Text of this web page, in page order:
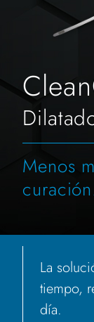
Menos
La
tiempo,
día.